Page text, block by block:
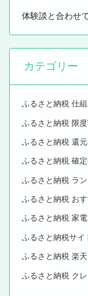
体験談と合わせ
カテゴリー
ふるさと納税 仕
ふるさと納税 限
ふるさと納税 還
ふるさと納税 確
ふるさと納税 ラ
ふるさと納税 お
ふるさと納税 家電
ふるさと納税サイ
ふるさと納税 楽天
ふるさと納税 ク